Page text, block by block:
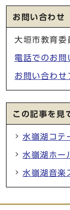
お問い合わせ
大垣市教育委
電話でのお問
お問い合わせ
この記事を見
水嶺湖コテ
水嶺湖ホー
水嶺湖音楽